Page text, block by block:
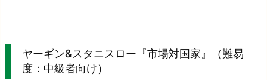
ヤーギン&スタニスロー『市場対国家』（難易
度：中級者向け）